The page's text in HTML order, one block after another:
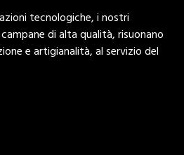
tecnologiche, i nostri
di alta qualità, risuonano
e artigianalità, al servizio del